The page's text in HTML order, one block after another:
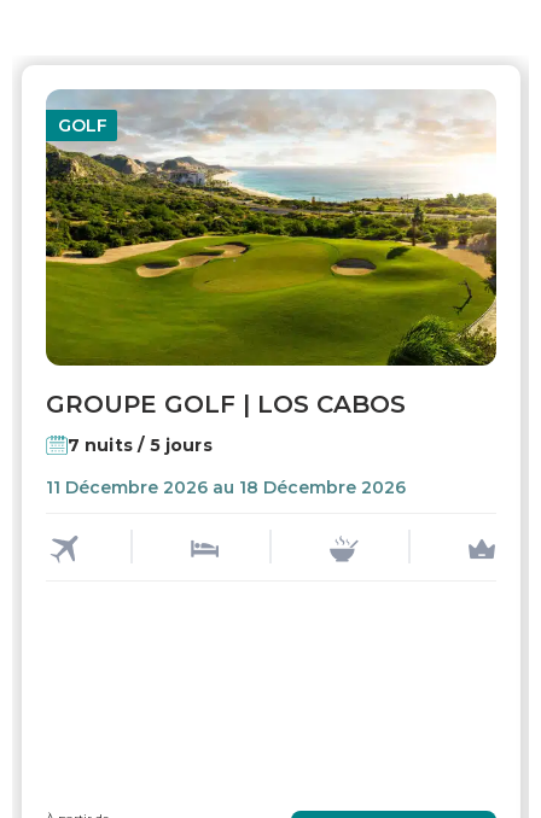
GOLF
GROUPE GOLF | LOS CABOS
7 nuits / 5 jours
11 Décembre 2026 au 18 Décembre 2026